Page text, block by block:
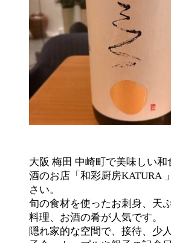
大阪 梅田 中崎町で美味しい和
酒のお店「和彩厨房KATURA
さい。
旬の食材を使ったお刺身、天
料理、お酒の肴が人気です。
隠れ家的な空間で、接待、少